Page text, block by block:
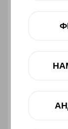
Ishlab